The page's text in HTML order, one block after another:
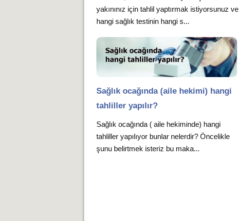
yakınınız için tahlil yaptırmak istiyorsunuz ve
hangi sağlık testinin hangi s...
Sağlık ocağında (aile hekimi) hangi
tahliller yapılır?
Sağlık ocağında ( aile hekiminde) hangi
tahliller yapılıyor bunlar nelerdir? Öncelikle
şunu belirtmek isteriz bu maka...